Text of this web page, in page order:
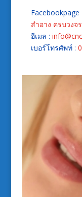
Facebookpage :
สำอาง ครบวงจร
อีเมล :
เบอร์โทรศัพท์ :